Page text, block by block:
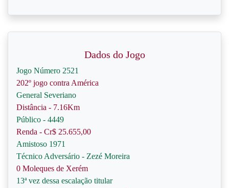
Dados do Jogo
Jogo Número 2521
202º jogo contra América
General Severiano
Distância - 7.16Km
Público - 4449
Renda - Cr$ 25.655,00
Amistoso 1971
Técnico Adversário - Zezé Moreira
0 Moleques de Xerém
13ª vez dessa escalação titular